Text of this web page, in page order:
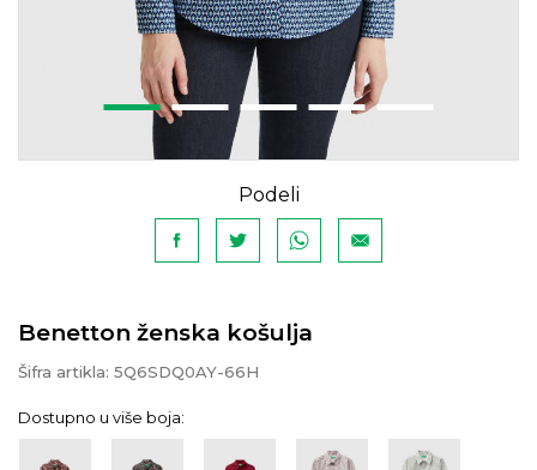
Podeli
Benetton ženska košulja
Šifra artikla: 5Q6SDQ0AY-66H
Dostupno u više boja: